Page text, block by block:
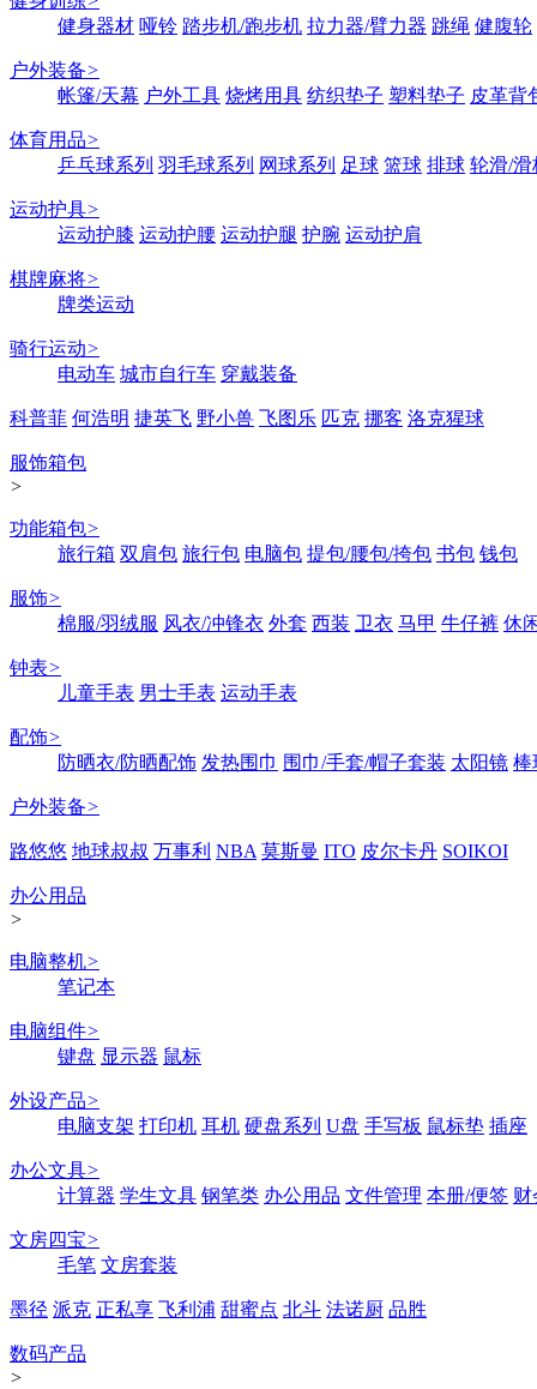
健身器材 哑铃 踏步机/跑步机 拉力器/臂力器 跳绳 健腹轮
户外装备>
帐篷/天幕 户外工具 烧烤用具 纺织垫子 塑料垫子 皮革背
体育用品>
乒乓球系列 羽毛球系列 网球系列 足球 篮球 排球 轮滑/滑
运动护具>
运动护膝 运动护腰 运动护腿 护腕 运动护肩
棋牌麻将>
牌类运动
骑行运动>
电动车 城市自行车 穿戴装备
科普菲 何浩明 捷英飞 野小兽 飞图乐 匹克 挪客 洛克猩球
服饰箱包
>
功能箱包>
旅行箱 双肩包 旅行包 电脑包 提包/腰包/挎包 书包 钱包
服饰>
棉服/羽绒服 风衣/冲锋衣 外套 西装 卫衣 马甲 牛仔裤 休
钟表>
儿童手表 男士手表 运动手表
配饰>
防晒衣/防晒配饰 发热围巾 围巾/手套/帽子套装 太阳镜 棒
户外装备>
路悠悠 地球叔叔 万事利 NBA 莫斯曼 ITO 皮尔卡丹 SOIKOI
办公用品
>
电脑整机>
笔记本
电脑组件>
键盘 显示器 鼠标
外设产品>
电脑支架 打印机 耳机 硬盘系列 U盘 手写板 鼠标垫 插座
办公文具>
计算器 学生文具 钢笔类 办公用品 文件管理 本册/便签 财
文房四宝>
毛笔 文房套装
墨径 派克 正私享 飞利浦 甜蜜点 北斗 法诺厨 品胜
数码产品
>